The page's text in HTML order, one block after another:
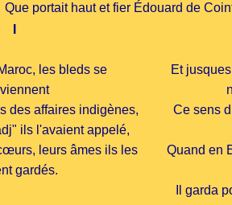
Que portait haut et fier Édouard de
les bleds se
des affaires indigènes,
ils l'avaient appelé,
leurs âmes ils les
gardés.
Et
Ce sens
Quand en
Il garda